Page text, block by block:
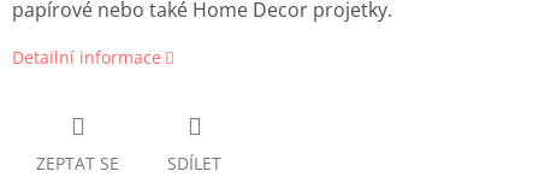
papírové nebo také Home Decor projetky.
Detailní informace
ZEPTAT SE SDÍLET